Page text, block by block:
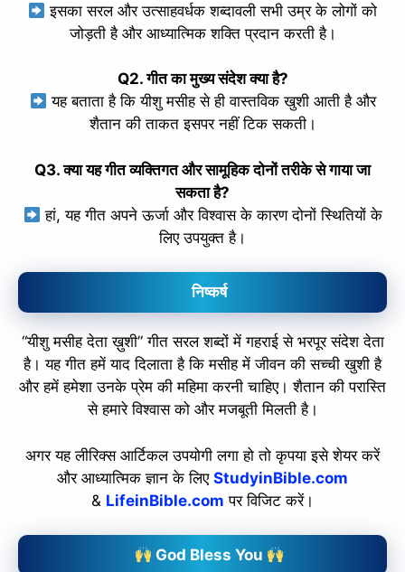
इसका सरल और उत्साहवर्धक शब्दावली सभी उम्र के लोगों को
जोड़ती है और आध्यात्मिक शक्ति प्रदान करती है।
Q2. गीत का मुख्य संदेश क्या है?
यह बताता है कि यीशु मसीह से ही वास्तविक खुशी आती है और
शैतान की ताकत इसपर नहीं टिक सकती।
Q3. क्या यह गीत व्यक्तिगत और सामूहिक दोनों तरीके से गाया जा
सकता है?
हां, यह गीत अपने ऊर्जा और विश्वास के कारण दोनों स्थितियों के
लिए उपयुक्त है।
निष्कर्ष
“यीशु मसीह देता ख़ुशी” गीत सरल शब्दों में गहराई से भरपूर संदेश देता
है। यह गीत हमें याद दिलाता है कि मसीह में जीवन की सच्ची खुशी है
और हमें हमेशा उनके प्रेम की महिमा करनी चाहिए। शैतान की परास्ति
से हमारे विश्वास को और मजबूती मिलती है।
अगर यह लीरिक्स आर्टिकल उपयोगी लगा हो तो कृपया इसे शेयर करें
और आध्यात्मिक ज्ञान के लिए StudyinBible.com
& LifeinBible.com पर विजिट करें।
God Bless You